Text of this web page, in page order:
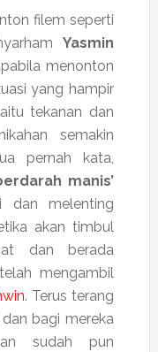
filem seperti
Yasmin
menonton
yang hampir
tekanan dan
semakin
pernah kata,
manis’
dan melenting
akan timbul
dan berada
mengambil
. Terus terang
bagi mereka
sudah pun